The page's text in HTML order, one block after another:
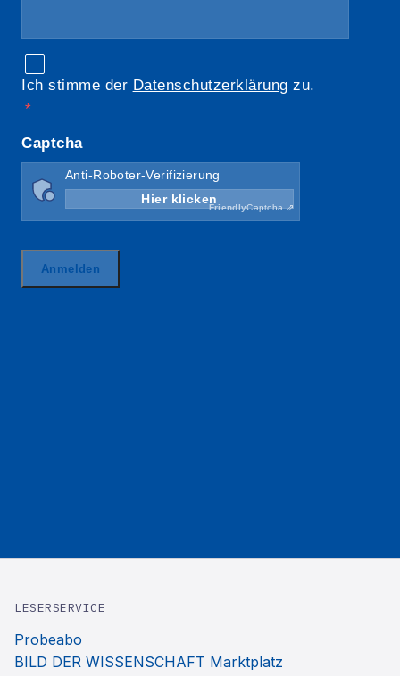
LESERSERVICE
Probeabo
BILD DER WISSENSCHAFT Marktplatz